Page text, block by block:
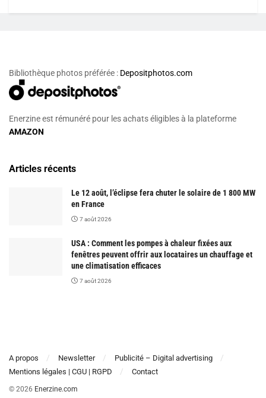
Bibliothèque photos préférée : Depositphotos.com
Enerzine est rémunéré pour les achats éligibles à la plateforme
AMAZON
Articles récents
Le 12 août, l’éclipse fera chuter le solaire de 1 800 MW
en France
7 août 2026
USA : Comment les pompes à chaleur fixées aux
fenêtres peuvent offrir aux locataires un chauffage et
une climatisation efficaces
7 août 2026
A propos Newsletter
Publicité – Digital advertising
Mentions légales | CGU | RGPD
Contact
© 2026 Enerzine.com